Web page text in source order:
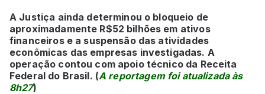
A Justiça ainda determinou o bloqueio de
aproximadamente R$52 bilhões em ativos
financeiros e a suspensão das atividades
econômicas das empresas investigadas. A
operação contou com apoio técnico da Receita
Federal do Brasil. (A reportagem foi atualizada às
8h27)